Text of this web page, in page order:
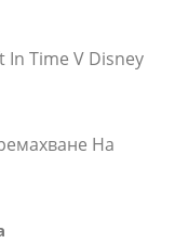
In Time V Disney
На